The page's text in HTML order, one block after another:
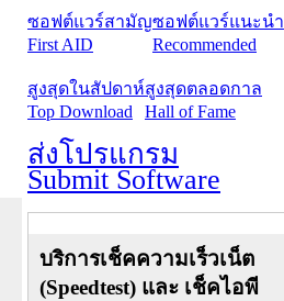
ซอฟต์แวร์สามัญ
First AID
ซอฟต์แวร์แนะนำ
Recommended
สูงสุดในสัปดาห์
Top Download
สูงสุดตลอดกาล
Hall of Fame
ส่งโปรแกรม
Submit Software
บริการเช็คความเร็วเน็ต
(Speedtest) และ เช็คไอพี